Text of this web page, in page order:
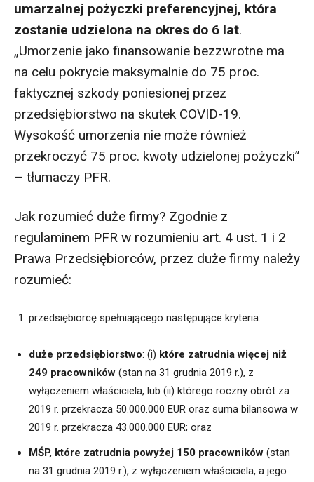
umarzalnej pożyczki preferencyjnej, która
zostanie udzielona na okres do 6 lat.
„Umorzenie jako finansowanie bezzwrotne ma
na celu pokrycie maksymalnie do 75 proc.
faktycznej szkody poniesionej przez
przedsiębiorstwo na skutek COVID-19.
Wysokość umorzenia nie może również
przekroczyć 75 proc. kwoty udzielonej pożyczki”
– tłumaczy PFR.
Jak rozumieć duże firmy? Zgodnie z
regulaminem PFR w rozumieniu art. 4 ust. 1 i 2
Prawa Przedsiębiorców, przez duże firmy należy
rozumieć:
przedsiębiorcę spełniającego następujące kryteria:
duże przedsiębiorstwo: (i) które zatrudnia więcej niż
249 pracowników (stan na 31 grudnia 2019 r.), z
wyłączeniem właściciela, lub (ii) którego roczny obrót za
2019 r. przekracza 50.000.000 EUR oraz suma bilansowa w
2019 r. przekracza 43.000.000 EUR; oraz
MŚP, które zatrudnia powyżej 150 pracowników (stan
na 31 grudnia 2019 r.), z wyłączeniem właściciela, a jego